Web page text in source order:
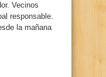
Vecinos
responsable.
la mañana